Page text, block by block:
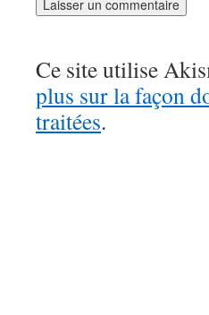
Ce site utilise
plus sur la façon
traitées.